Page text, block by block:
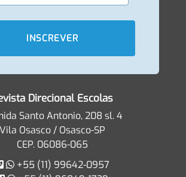
Direcional Escolas
Santo Antonio, 208 sl. 4
Vila Osasco / Osasco-SP
CEP. 06086-065
+55 (11) 99642-0957